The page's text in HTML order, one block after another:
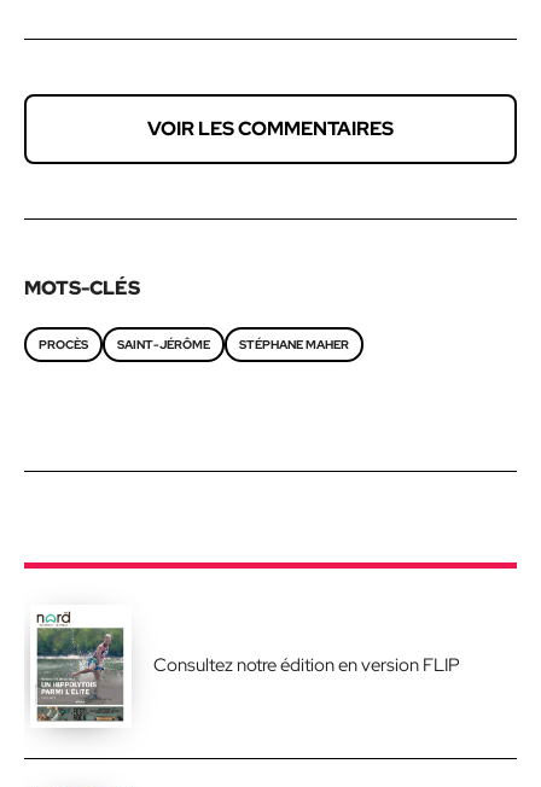
VOIR LES COMMENTAIRES
MOTS-CLÉS
PROCÈS SAINT-JÉRÔME STÉPHANE MAHER
Consultez notre édition en version FLIP